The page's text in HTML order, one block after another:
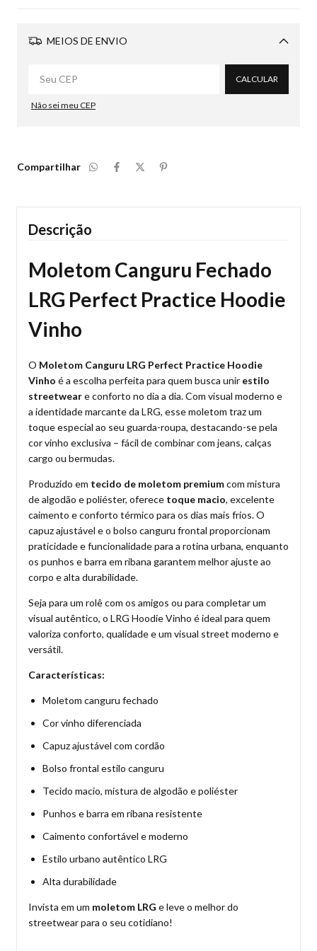
MEIOS DE ENVIO
Alterar CEP
CALCULAR
Não sei meu CEP
Compartilhar
Descrição
Moletom Canguru Fechado
LRG Perfect Practice Hoodie
Vinho
O Moletom Canguru LRG Perfect Practice Hoodie
Vinho é a escolha perfeita para quem busca unir estilo
streetweare conforto no dia a dia. Com visual moderno e
a identidade marcante da LRG, esse moletom traz um
toque especial ao seu guarda-roupa, destacando-se pela
cor vinho exclusiva – fácil de combinar com jeans, calças
cargo ou bermudas.
Produzido em tecido de moletom premiumcom mistura
de algodão e poliéster, oferece toque macio, excelente
caimento e conforto térmico para os dias mais frios. O
capuz ajustável e o bolso canguru frontal proporcionam
praticidade e funcionalidade para a rotina urbana, enquanto
os punhos e barra em ribana garantem melhor ajuste ao
corpo e alta durabilidade.
Seja para um rolê com os amigos ou para completar um
visual autêntico, o LRG Hoodie Vinho é ideal para quem
valoriza conforto, qualidade e um visual street moderno e
versátil.
Características:
Moletom canguru fechado
Cor vinho diferenciada
Capuz ajustável com cordão
Bolso frontal estilo canguru
Tecido macio, mistura de algodão e poliéster
Punhos e barra em ribana resistente
Caimento confortável e moderno
Estilo urbano autêntico LRG
Alta durabilidade
Invista em um moletom LRG e leve o melhor do
streetwear para o seu cotidiano!